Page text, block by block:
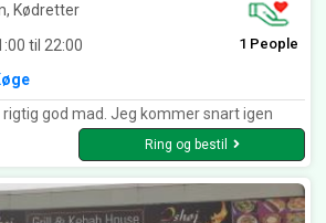
Kødretter
til 22:00 1 People
rigtig god mad. Jeg kommer snart igen
Ring og bestil